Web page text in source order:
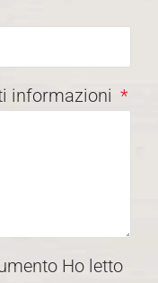
informazioni
Ho letto